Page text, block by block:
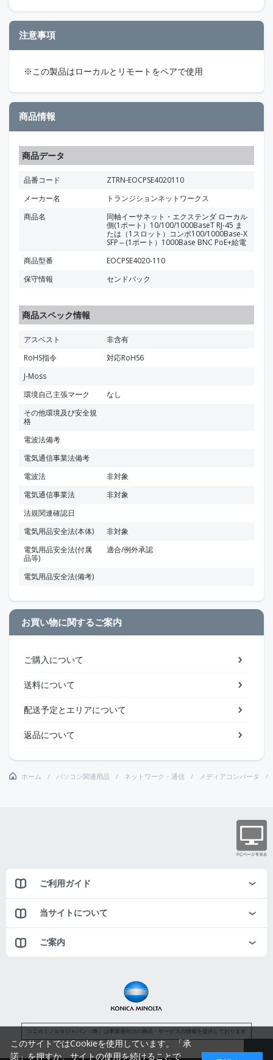
注意事項
※この製品はローカルとリモートをペアで使用
商品情報
商品データ
品番コード
ZTRN-EOCPSE4020110
メーカー名
トランジションネットワークス
商品名
同軸イーサネット・エクステンダ ローカル
側(1ポート）10/100/1000BaseT RJ-45 ま
たは（1スロット）コンボ100/1000Base-X
SFP⇔(1ポート）1000Base BNC PoE+給電
商品型番
EOCPSE4020-110
保守情報
センドバック
商品スペック情報
アスベスト
非含有
RoHS指令
対応RoHS6
J-Moss
環境自己主張マーク
なし
その他環境及び安全規
格
電波法備考
電気通信事業法備考
電波法
非対象
電気通信事業法
非対象
法規関連確認日
電気用品安全法(本体)
非対象
電気用品安全法(付属
品等)
適合/例外承認
電気用品安全法(備考)
お買い物に関するご案内
ご購入について
送料について
配送予定とエリアについて
返品について
ホーム パソコン関連用品 ネットワーク・通信 メディアコンバータ
ご利用ガイド
当サイトについて
ご案内
コニカミノルタジャパン（株）は事業者向けの商品・サービスの情報を提供しております
このサイトではCookieを使用しています。「承
諾」を押すか、サイトの使用を続けることで